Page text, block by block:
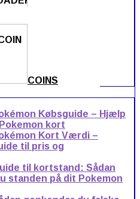
COINS
Købsguide – Hjælp
kort
Kort Værdi –
til pris og
til kortstand: Sådan
standen på dit Pokemon